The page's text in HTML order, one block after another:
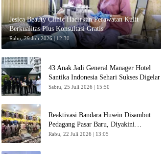
Jesica Beauty Clinic Hadirkan Perawatan Kulit
Berkualitas Plus Konsultasi Gratis
Rabu, 29 Juli 2026 | 12:30
43 Anak Jadi General Manager Hotel
Santika Indonesia Sehari Sukses Digelar
Sabtu, 25 Juli 2026 | 15:50
Reaktivasi Bandara Husein Disambut
Pedagang Pasar Baru, Diyakini
Bangkitkan Kembali Ekonomi Bandung
Rabu, 22 Juli 2026 | 13:05